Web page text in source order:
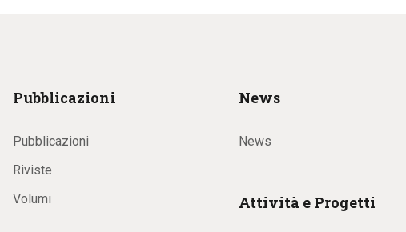
Pubblicazioni
Pubblicazioni
Riviste
Volumi
News
News
Attività e Progetti